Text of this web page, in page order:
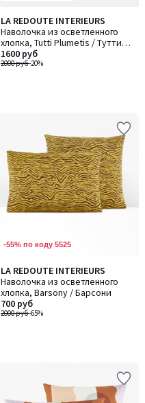
LA REDOUTE INTERIEURS
Наволочка из осветленного
хлопка, Tutti Plumetis / Тутти
Пламетис
2000 руб-20%
1600 руб
-55% по коду 5525
LA REDOUTE INTERIEURS
Наволочка из осветленного
хлопка, Barsony / Барсони
2000 руб-65%
700 руб